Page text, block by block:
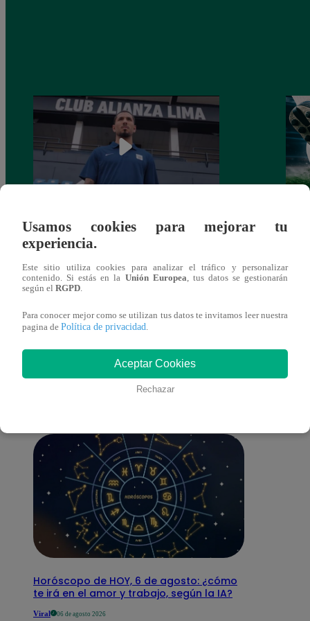
Alianza Lima: así anunció a Sergio Peña
como nuevo fichaje para el Torneo
También te puede
interesar
Horóscopo de HOY, 6 de agosto: ¿cómo
te irá en el amor y trabajo, según la IA?
Viral 06 de agosto 2026
Usamos cookies para mejorar tu
experiencia.
Este sitio utiliza cookies para analizar el tráfico y personalizar
contenido. Si estás en la Unión Europea, tus datos se gestionarán
según el RGPD.
Para conocer mejor como se utilizan tus datos te invitamos leer nuestra
pagina de Política de privacidad.
Aceptar Cookies
Rechazar